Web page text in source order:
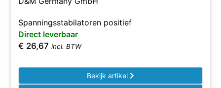
Spanningsstabilatoren positief
Direct leverbaar
€ 26,67 incl. BTW
Bekijk artikel